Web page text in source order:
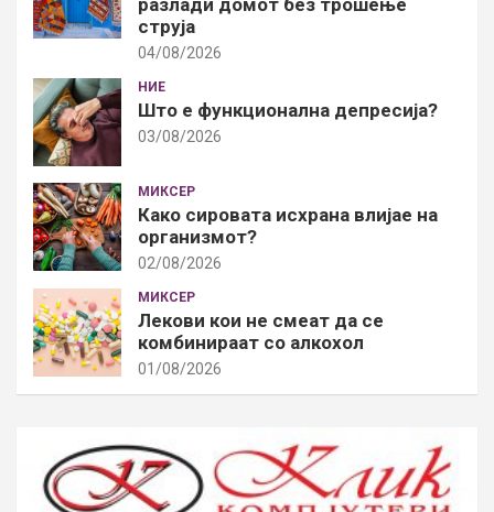
струја
04/08/2026
НИЕ
Што е функционална депресија?
03/08/2026
МИКСЕР
Како сировата исхрана влијае на
организмот?
02/08/2026
МИКСЕР
Лекови кои не смеат да се
комбинираат со алкохол
01/08/2026